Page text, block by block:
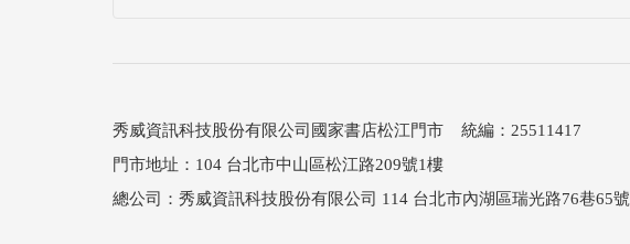
秀威資訊科技股份有限公司國家書店松江門市 統編：25511417
門市地址：104 台北市中山區松江路209號1樓
總公司：秀威資訊科技股份有限公司 114 台北市內湖區瑞光路76巷65號